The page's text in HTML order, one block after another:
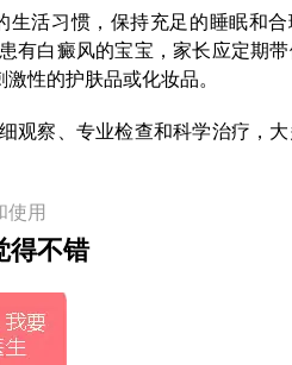
生活习惯，保持充足的睡眠和合
有白癜风的宝宝，家长应定期
性的护肤品或化妆品。
观察、专业检查和科学治疗，
使用
得不错